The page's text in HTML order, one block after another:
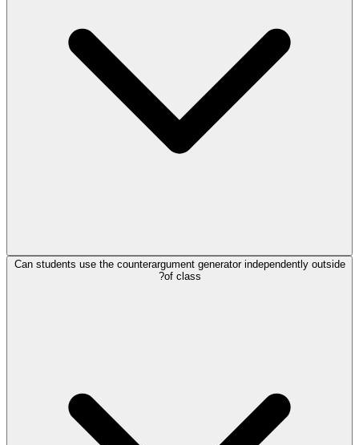
Can students use the counterargument generator independently outside
of class?